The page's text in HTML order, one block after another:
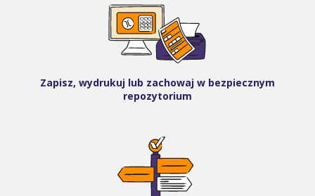
Zapisz, wydrukuj lub zachowaj w bezpiecznym
repozytorium